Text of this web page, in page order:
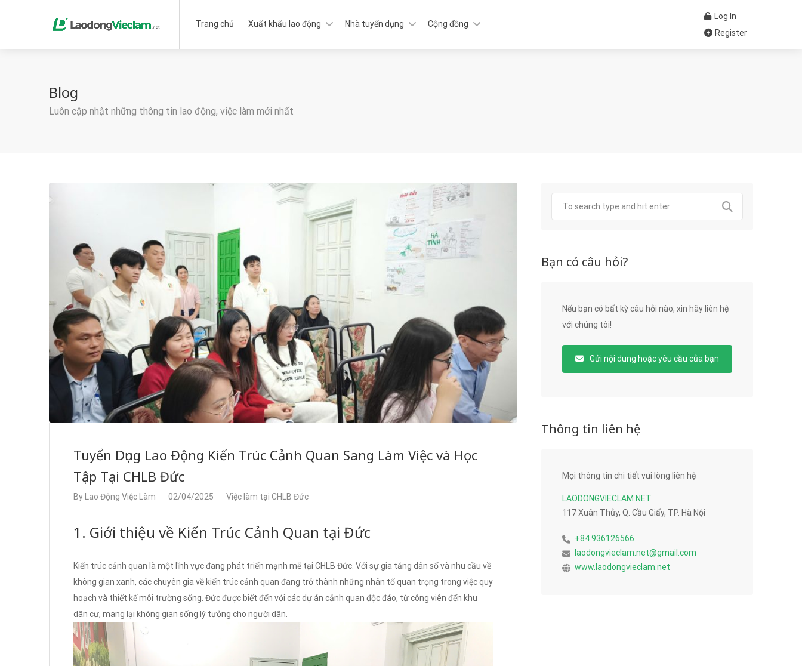
Trang chủ Xuất khẩu lao động Nhà tuyển dụng Cộng đồng
Log In
Register
Blog
Luôn cập nhật những thông tin lao động, việc làm mới nhất
Tuyển Dụng Lao Động Kiến Trúc Cảnh Quan Sang Làm Việc và Học
Tập Tại CHLB Đức
By Lao Động Việc Làm 02/04/2025 Việc làm tại CHLB Đức
1. Giới thiệu về Kiến Trúc Cảnh Quan tại Đức
Kiến trúc cảnh quan là một lĩnh vực đang phát triển mạnh mẽ tại CHLB Đức. Với sự gia tăng dân số và nhu cầu về
không gian xanh, các chuyên gia về kiến trúc cảnh quan đang trở thành những nhân tố quan trọng trong việc quy
hoạch và thiết kế môi trường sống. Đức được biết đến với các dự án cảnh quan độc đáo, từ công viên đến khu
dân cư, mang lại không gian sống lý tưởng cho người dân.
Bạn có câu hỏi?
Nếu bạn có bất kỳ câu hỏi nào, xin hãy liên hệ
với chúng tôi!
Gửi nội dung hoặc yêu cầu của bạn
Thông tin liên hệ
Mọi thông tin chi tiết vui lòng liên hệ
LAODONGVIECLAM.NET
117 Xuân Thủy, Q. Cầu Giấy, TP. Hà Nội
+84 936126566
laodongvieclam.net@gmail.com
www.laodongvieclam.net